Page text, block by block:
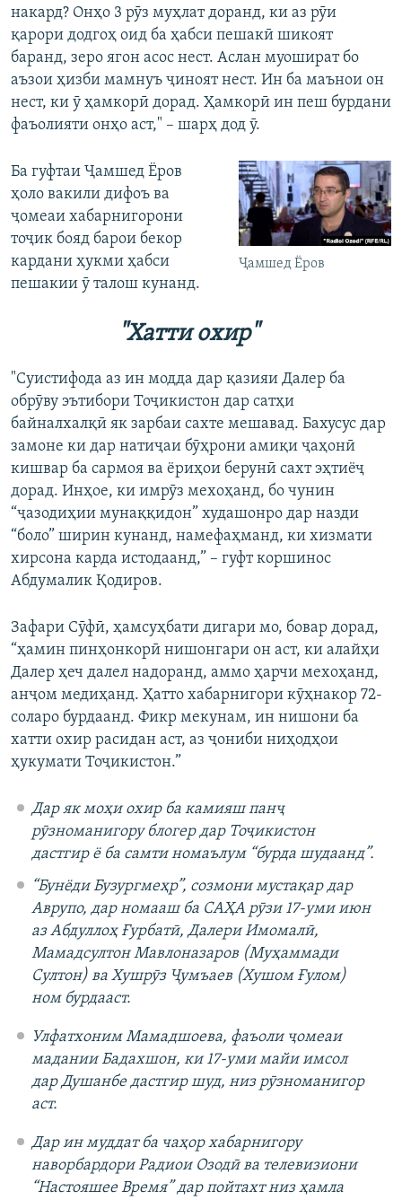
накард? Онҳо 3 рӯз муҳлат доранд, ки аз рӯи
қарори додгоҳ оид ба ҳабси пешакӣ шикоят
баранд, зеро ягон асос нест. Аслан муошират бо
аъзои ҳизби мамнуъ ҷиноят нест. Ин ба маънои он
нест, ки ӯ ҳамкорӣ дорад. Ҳамкорӣ ин пеш бурдани
фаъолияти онҳо аст," – шарҳ дод ӯ.
Ҷамшед Ёров
Ба гуфтаи Ҷамшед Ёров
ҳоло вакили дифоъ ва
ҷомеаи хабарнигорони
тоҷик бояд барои бекор
кардани ҳукми ҳабси
пешакии ӯ талош кунанд.
"Хатти охир"
"Суистифода аз ин модда дар қазияи Далер ба
обрӯву эътибори Тоҷикистон дар сатҳи
байналхалқӣ як зарбаи сахте мешавад. Бахусус дар
замоне ки дар натиҷаи бӯҳрони амиқи ҷаҳонӣ
кишвар ба сармоя ва ёриҳои берунӣ сахт эҳтиёҷ
дорад. Инҳое, ки имрӯз мехоҳанд, бо чунин
“ҷазодиҳии мунаққидон” худашонро дар назди
“боло” ширин кунанд, намефаҳманд, ки хизмати
хирсона карда истодаанд,” – гуфт коршинос
Абдумалик Қодиров.
Зафари Сӯфӣ, ҳамсуҳбати дигари мо, бовар дорад,
“ҳамин пинҳонкорӣ нишонгари он аст, ки алайҳи
Далер ҳеч далел надоранд, аммо ҳарчи мехоҳанд,
анҷом медиҳанд. Ҳатто хабарнигори кӯҳнакор 72-
соларо бурдаанд. Фикр мекунам, ин нишони ба
хатти охир расидан аст, аз ҷониби ниҳодҳои
ҳукумати Тоҷикистон.”
Дар як моҳи охир ба камияш панҷ
рӯзноманигору блогер дар Тоҷикистон
дастгир ё ба самти номаълум “бурда шудаанд”.
“Бунёди Бузургмеҳр”, созмони мустақар дар
Аврупо, дар номааш ба САҲА рӯзи 17-уми июн
аз Абдуллоҳ Ғурбатӣ, Далери Имомалӣ,
Мамадсултон Мавлоназаров (Муҳаммади
Султон) ва Хушрӯз Ҷумъаев (Хушом Ғулом)
ном бурдааст.
Улфатхоним Мамадшоева, фаъоли ҷомеаи
мадании Бадахшон, ки 17-уми майи имсол
дар Душанбе дастгир шуд, низ рӯзноманигор
аст.
Дар ин муддат ба чаҳор хабарнигору
наворбардори Радиои Озодӣ ва телевизиони
“Настояшее Время” дар пойтахт низ ҳамла